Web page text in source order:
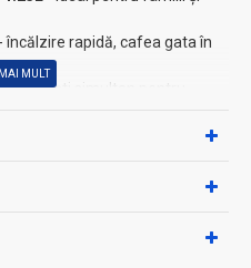
- încălzire rapidă, cafea gata în
2 cești simultan pentru